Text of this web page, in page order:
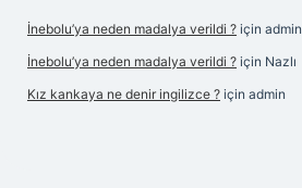
İnebolu’ya neden madalya verildi ? için admin
İnebolu’ya neden madalya verildi ? için Nazlı
Kız kankaya ne denir ingilizce ? için admin